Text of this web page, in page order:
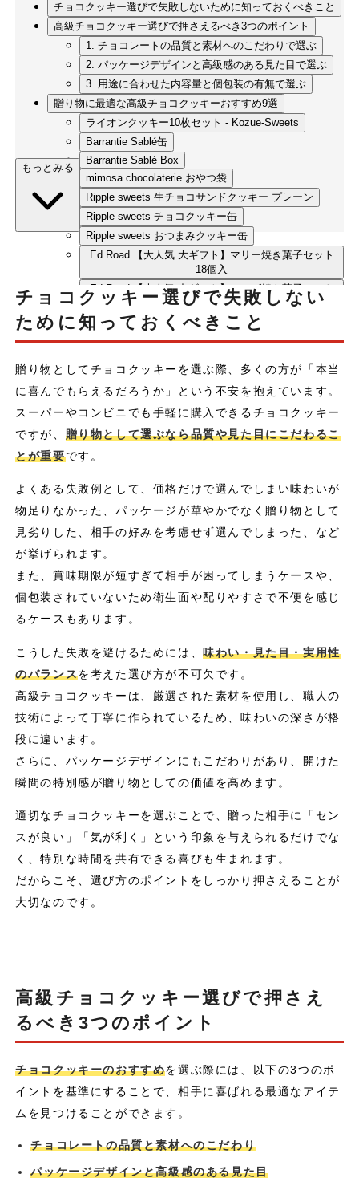
チョコクッキー選びで失敗しないために知っておくべきこと
高級チョコクッキー選びで押さえるべき3つのポイント
1. チョコレートの品質と素材へのこだわりで選ぶ
2. パッケージデザインと高級感のある見た目で選ぶ
3. 用途に合わせた内容量と個包装の有無で選ぶ
贈り物に最適な高級チョコクッキーおすすめ9選
ライオンクッキー10枚セット - Kozue-Sweets
Barrantie Sablé缶
Barrantie Sablé Box
mimosa chocolaterie おやつ袋
Ripple sweets 生チョコサンドクッキー プレーン
Ripple sweets チョコクッキー缶
Ripple sweets おつまみクッキー缶
Ed.Road 【大人気 大ギフト】マリー焼き菓子セット
18個入
Ed.Road 【大人気 中ギフト】ローズ焼き菓子セット
12個入
まとめ
もっとみる
チョコクッキー選びで失敗しない
ために知っておくべきこと
贈り物としてチョコクッキーを選ぶ際、多くの方が「本当
に喜んでもらえるだろうか」という不安を抱えています。
スーパーやコンビニでも手軽に購入できるチョコクッキー
ですが、 贈り物として選ぶなら品質や見た目にこだわるこ
とが重要です。
よくある失敗例として、価格だけで選んでしまい味わいが
物足りなかった、パッケージが華やかでなく贈り物として
見劣りした、相手の好みを考慮せず選んでしまった、など
が挙げられます。
また、賞味期限が短すぎて相手が困ってしまうケースや、
個包装されていないため衛生面や配りやすさで不便を感じ
るケースもあります。
こうした失敗を避けるためには、味わい・見た目・実用性
のバランスを考えた選び方が不可欠です。
高級チョコクッキーは、厳選された素材を使用し、職人の
技術によって丁寧に作られているため、味わいの深さが格
段に違います。
さらに、パッケージデザインにもこだわりがあり、開けた
瞬間の特別感が贈り物としての価値を高めます。
適切なチョコクッキーを選ぶことで、贈った相手に「セン
スが良い」「気が利く」という印象を与えられるだけでな
く、特別な時間を共有できる喜びも生まれます。
だからこそ、選び方のポイントをしっかり押さえることが
大切なのです。
高級チョコクッキー選びで押さえ
るべき3つのポイント
チョコクッキーのおすすめを選ぶ際には、以下の3つのポ
イントを基準にすることで、相手に喜ばれる最適なアイテ
ムを見つけることができます。
チョコレートの品質と素材へのこだわり
パッケージデザインと高級感のある見た目